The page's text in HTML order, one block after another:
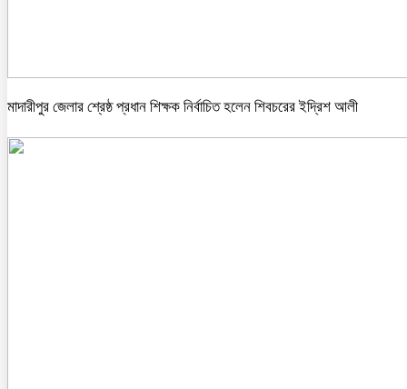
মাদারীপুর জেলার শ্রেষ্ঠ প্রধান শিক্ষক নির্বাচিত হলেন শিবচরের ইদ্রিশ আলী